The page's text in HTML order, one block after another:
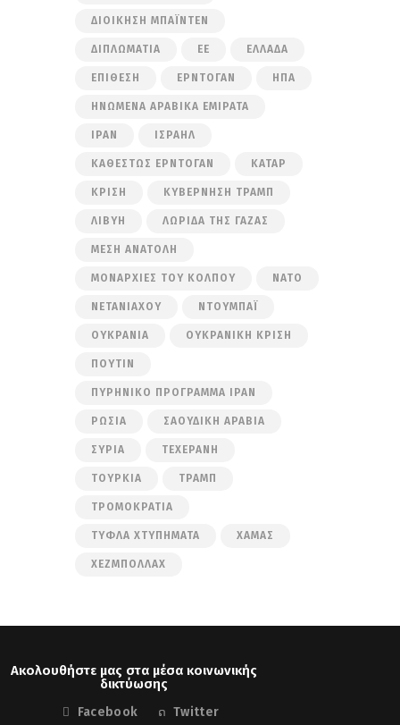
ΔΙΟΊΚΗΣΗ ΜΠΆΙΝΤΕΝ
ΔΙΠΛΩΜΑΤΊΑ ΕΕ ΕΛΛΆΔΑ
ΕΠΊΘΕΣΗ ΕΡΝΤΟΓΆΝ ΗΠΑ
ΗΝΩΜΈΝΑ ΑΡΑΒΙΚΆ ΕΜΙΡΆΤΑ
ΙΡΆΝ ΙΣΡΑΉΛ
ΚΑΘΕΣΤΏΣ ΕΡΝΤΟΓΆΝ ΚΑΤΆΡ
ΚΡΊΣΗ ΚΥΒΈΡΝΗΣΗ ΤΡΑΜΠ
ΛΙΒΎΗ ΛΩΡΊΔΑ ΤΗΣ ΓΆΖΑΣ
ΜΈΣΗ ΑΝΑΤΟΛΉ
ΜΟΝΑΡΧΊΕΣ ΤΟΥ ΚΌΛΠΟΥ ΝΑΤΟ
ΝΕΤΑΝΙΆΧΟΥ ΝΤΟΥΜΠΆΙ
ΟΥΚΡΑΝΊΑ ΟΥΚΡΑΝΙΚΉ ΚΡΊΣΗ
ΠΟΎΤΙΝ
ΠΥΡΗΝΙΚΌ ΠΡΌΓΡΑΜΜΑ ΙΡΆΝ
ΡΩΣΊΑ ΣΑΟΥΔΙΚΉ ΑΡΑΒΊΑ
ΣΥΡΊΑ ΤΕΧΕΡΆΝΗ
ΤΟΥΡΚΊΑ ΤΡΑΜΠ
ΤΡΟΜΟΚΡΑΤΊΑ
ΤΥΦΛΆ ΧΤΥΠΉΜΑΤΑ ΧΑΜΆΣ
ΧΕΖΜΠΟΛΛΆΧ
Ακολουθήστε μας στα μέσα κοινωνικής
δικτύωσης
Facebook Twitter